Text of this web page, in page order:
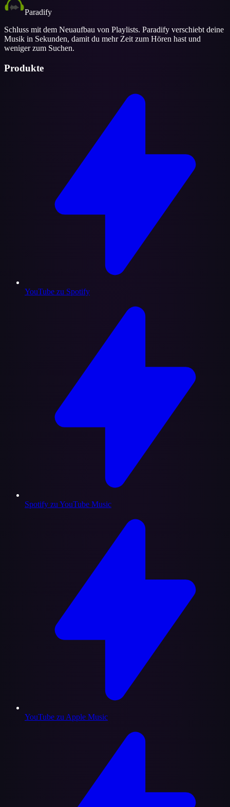
Paradify
Schluss mit dem Neuaufbau von Playlists. Paradify verschiebt deine
Musik in Sekunden, damit du mehr Zeit zum Hören hast und
weniger zum Suchen.
Produkte
YouTube zu Spotify
Spotify zu YouTube Music
YouTube zu Apple Music